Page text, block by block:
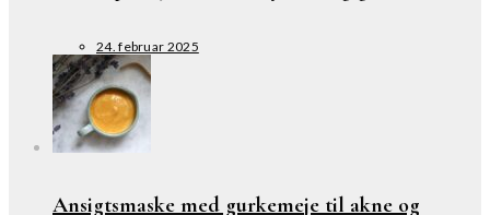
24. februar 2025
Ansigtsmaske med gurkemeje til akne og